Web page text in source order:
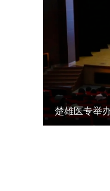
聚焦能力提